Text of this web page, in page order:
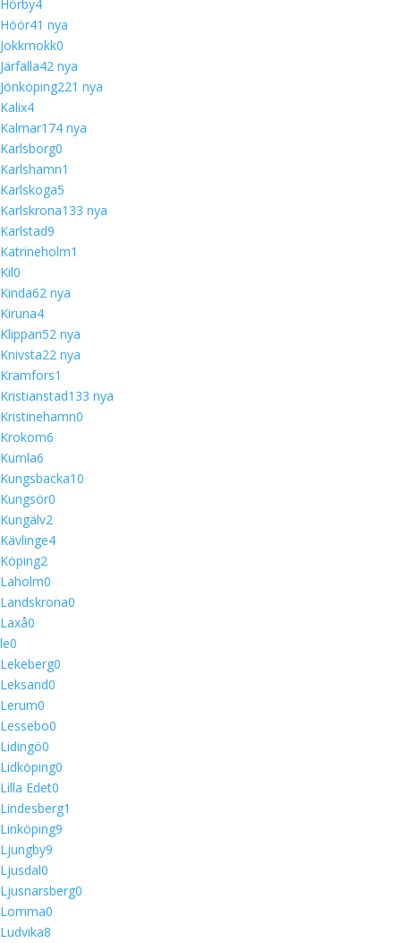
Hörby4
Höör41 nya
Jokkmokk0
Järfälla42 nya
Jönköping221 nya
Kalix4
Kalmar174 nya
Karlsborg0
Karlshamn1
Karlskoga5
Karlskrona133 nya
Karlstad9
Katrineholm1
Kil0
Kinda62 nya
Kiruna4
Klippan52 nya
Knivsta22 nya
Kramfors1
Kristianstad133 nya
Kristinehamn0
Krokom6
Kumla6
Kungsbacka10
Kungsör0
Kungälv2
Kävlinge4
Köping2
Laholm0
Landskrona0
Laxå0
le0
Lekeberg0
Leksand0
Lerum0
Lessebo0
Lidingö0
Lidköping0
Lilla Edet0
Lindesberg1
Linköping9
Ljungby9
Ljusdal0
Ljusnarsberg0
Lomma0
Ludvika8